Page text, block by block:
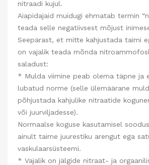
nitraadi kujul.
Aiapidajaid muidugi ehmatab termin
teada selle negatiivsest mõjust
Seepärast, et mitte kahjustada taimi
on vajalik teada mõnda
saladust:
* Mulda viimine peab olema täpne ja
lubatud norme (selle ülemäärane
põhjustada kahjulike nitraatide
või juurviljadesse).
Normaalse koguse kasutamisel
ainult taime juurestiku arengut ega
vaskulaarsüsteemi.
* Vajalik on jälgide nitraat- ja